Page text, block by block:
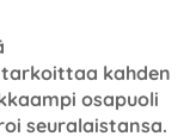
kahden
osapuoli
seuralaistansa.